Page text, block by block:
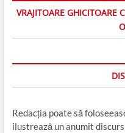
VRAJITOARE GHICITOARE
Redacția poate să
ilustrează un anumit